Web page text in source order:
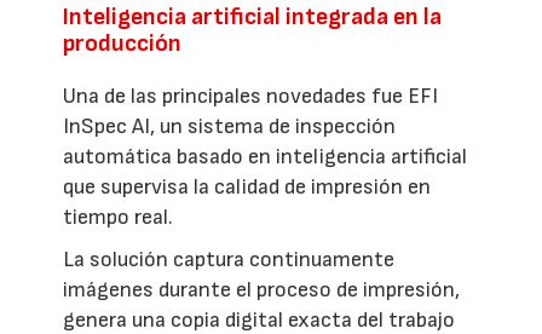
Inteligencia artificial integrada en la
producción
Una de las principales novedades fue EFI
InSpec AI, un sistema de inspección
automática basado en inteligencia artificial
que supervisa la calidad de impresión en
tiempo real.
La solución captura continuamente
imágenes durante el proceso de impresión,
genera una copia digital exacta del trabajo